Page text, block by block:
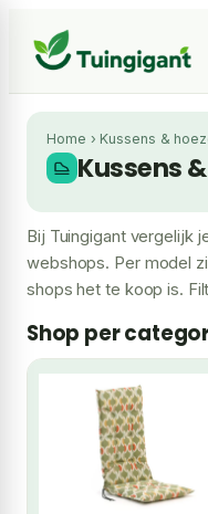
Home › Kussens &
Kussens
Bij Tuingigant vergelijk
webshops. Per model
shops het te koop is.
Shop per